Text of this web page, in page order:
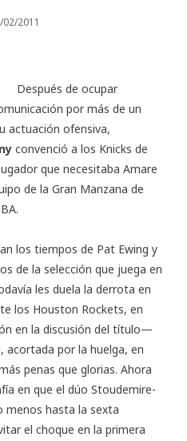
02/2011
Después de ocupar
por más de un
actuación ofensiva,
convenció a los Knicks de
que necesitaba Amare
de la Gran Manzana de
los tiempos de Pat Ewing y
de la selección que juega en
les duela la derrota en
los Houston Rockets, en
en la discusión del título—
acortada por la huelga, en
penas que glorias. Ahora
en que el dúo Stoudemire-
menos hasta la sexta
el choque en la primera